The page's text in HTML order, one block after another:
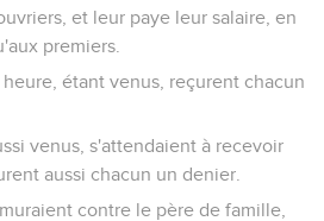
et leur paye leur salaire, en
premiers.
étant venus, reçurent chacun
venus, s'attendaient à recevoir
aussi chacun un denier.
contre le père de famille,